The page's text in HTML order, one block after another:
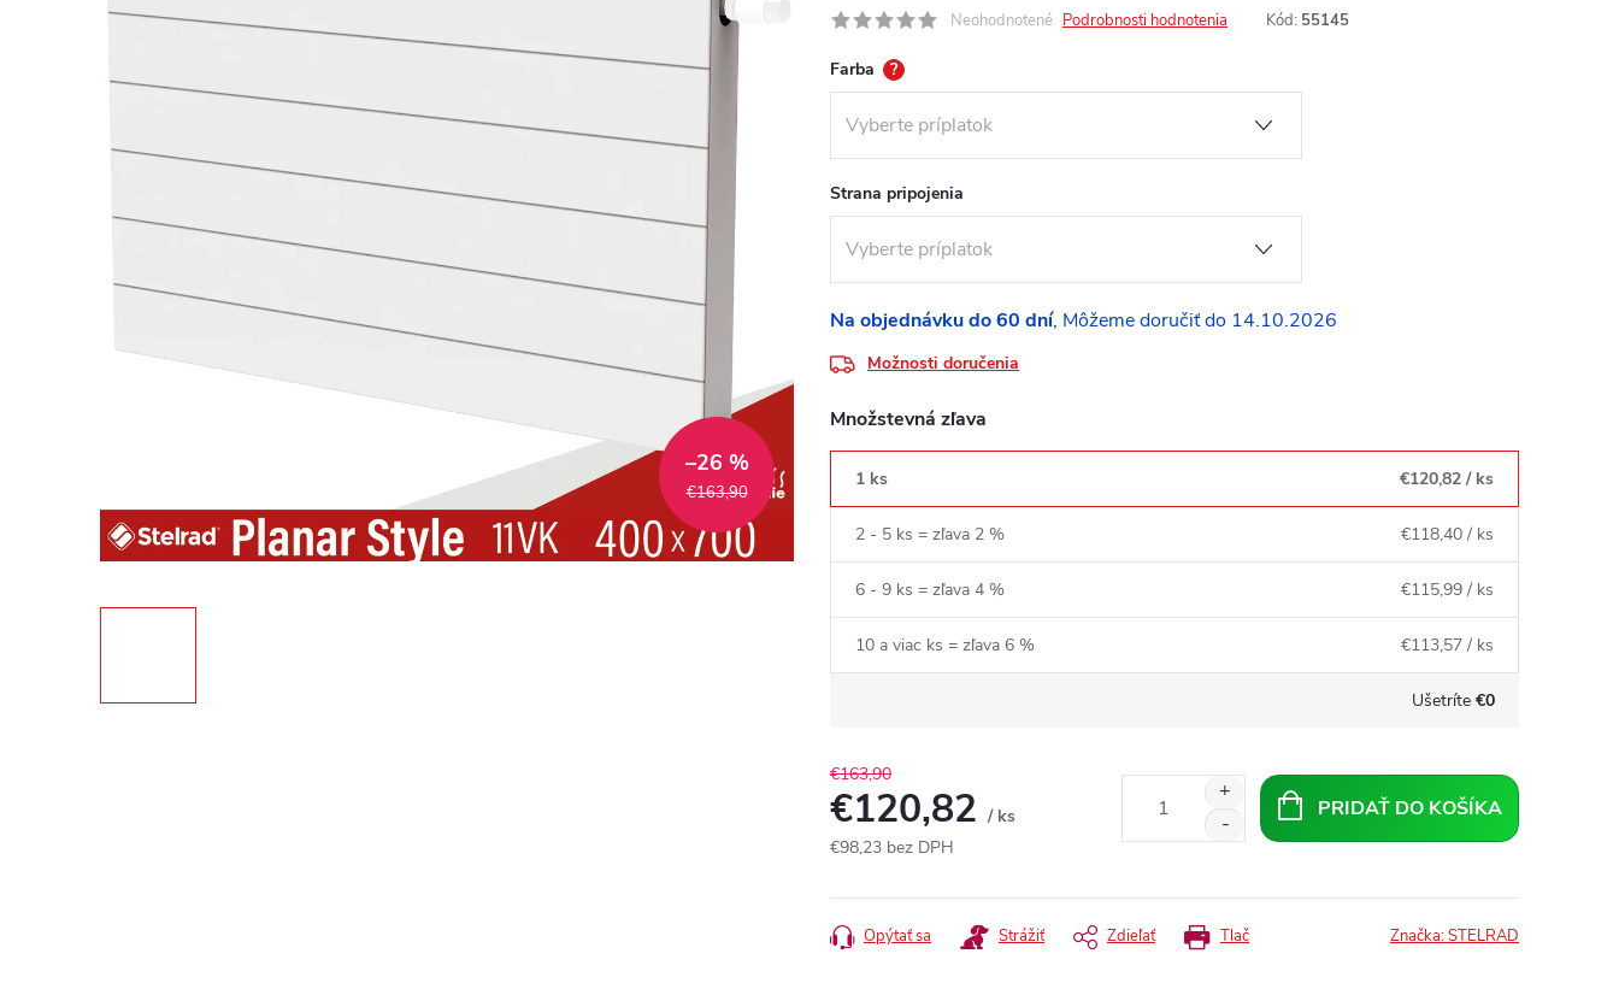
€163,90
–26 %
Neohodnotené Podrobnosti hodnotenia Kód: 55145
Farba ?
Strana pripojenia
Na objednávku do 60 dní 14.10.2026
Možnosti doručenia
Množstevná zľava
1 ks €120,82 / ks
2 - 5 ks = zľava 2 % €118,40 / ks
6 - 9 ks = zľava 4 % €115,99 / ks
10 a viac ks = zľava 6 % €113,57 / ks
Ušetríte €0
€163,90
€120,82 / ks
€98,23 bez DPH
cena:
PRIDAŤ DO KOŠÍKA
Tlač
Opýtať sa Strážiť Zdieľať Značka:STELRAD